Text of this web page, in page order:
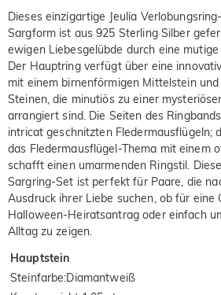
Dieses einzigartige Jeulia
Sargform ist aus 925 Sterling Silber
ewigen Liebesgelübde durch eine
Der Hauptring verfügt über eine
mit einem birnenförmigen Mittelstein
Steinen, die minutiös zu einer
arrangiert sind. Die Seiten des
intricat geschnitzten Fledermausflügeln;
das Fledermausflügel-Thema mit einem
schafft einen umarmenden Ringstil.
Sargring-Set ist perfekt für Paare, die
Ausdruck ihrer Liebe suchen, ob für eine
Halloween-Heiratsantrag oder einfach
Alltag zu zeigen.
Hauptstein
Steinfarbe:Diamantweiß